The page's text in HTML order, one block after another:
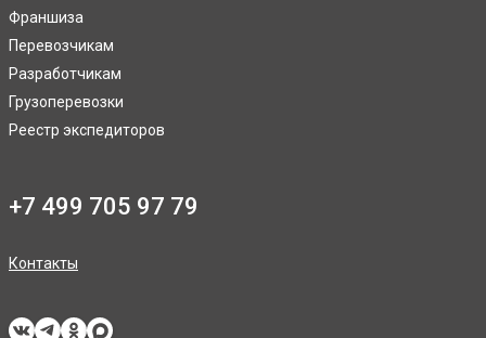
Франшиза
Перевозчикам
Разработчикам
Грузоперевозки
Реестр экспедиторов
+7 499 705 97 79
Контакты